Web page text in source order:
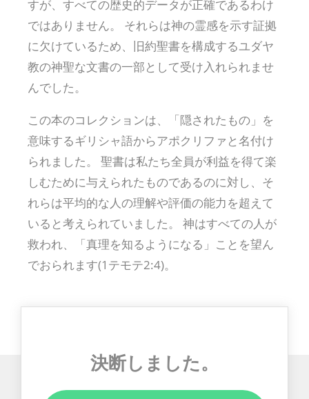
すが、すべての歴史的データが正確であるわけ
ではありません。 それらは神の霊感を示す証拠
に欠けているため、旧約聖書を構成するユダヤ
教の神聖な文書の一部として受け入れられませ
んでした。
この本のコレクションは、「隠されたもの」を
意味するギリシャ語からアポクリファと名付け
られました。 聖書は私たち全員が利益を得て楽
しむために与えられたものであるのに対し、そ
れらは平均的な人の理解や評価の能力を超えて
いると考えられていました。 神はすべての人が
救われ、「真理を知るようになる」ことを望ん
でおられます(1テモテ2:4)。
決断しました。